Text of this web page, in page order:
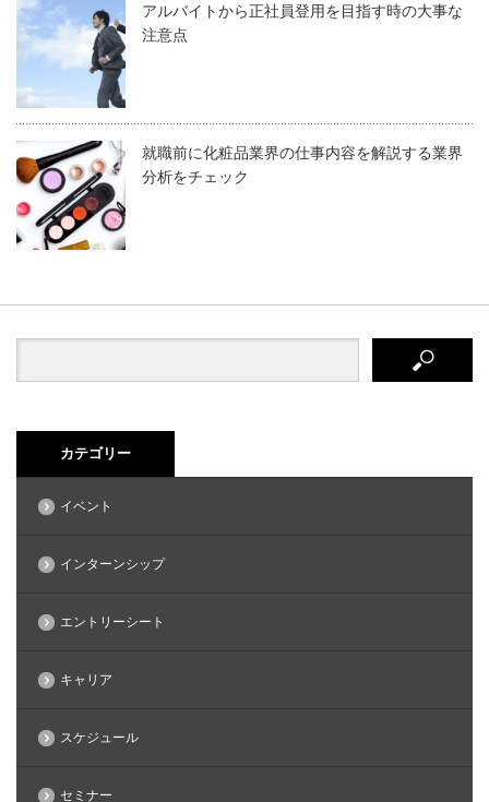
アルバイトから正社員登用を目指す時の大事な
注意点
就職前に化粧品業界の仕事内容を解説する業界
分析をチェック
カテゴリー
イベント
インターンシップ
エントリーシート
キャリア
スケジュール
セミナー